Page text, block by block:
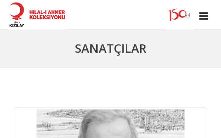
SANATÇILAR